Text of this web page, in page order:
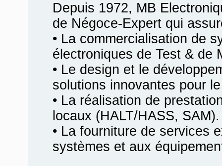
Depuis 1972, MB
de Négoce-Expert qui
• La commercialisation de
électroniques de Test & de
• Le design et le
solutions innovantes pour
• La réalisation de
locaux (HALT/HASS, SAM).
• La fourniture de services
systèmes et aux